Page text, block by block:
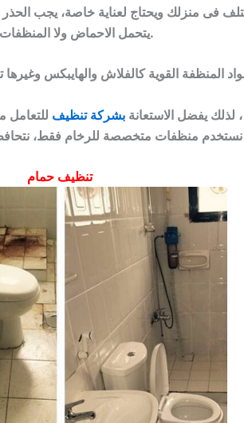
فى منزلك ويحتاج لعناية خاصة، يجب
يتحمل الاحماض ولا المنظفات القوية.
لذلك يفضل الاستعانة بشركة تنظيف للتعامل
نستخدم منظفات متخصصة للرخام فقط،
تنظيف حمام